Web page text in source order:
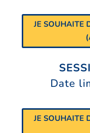
JE SOUHAITE
Date
JE SOUHAITE